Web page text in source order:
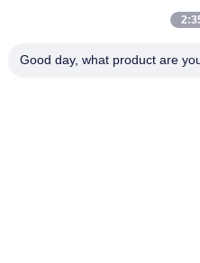
papier 0.55mm lavable
Good day, what product are